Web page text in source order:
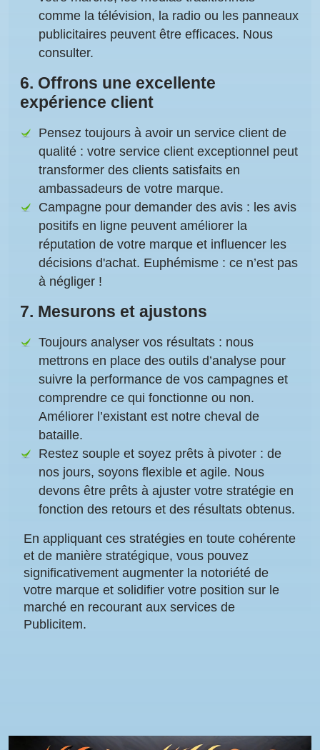
comme la télévision, la radio ou les panneaux
publicitaires peuvent être efficaces. Nous
consulter.
6. Offrons une excellente
expérience client
Pensez toujours à avoir un service client de
qualité : votre service client exceptionnel peut
transformer des clients satisfaits en
ambassadeurs de votre marque.
Campagne pour demander des avis : les avis
positifs en ligne peuvent améliorer la
réputation de votre marque et influencer les
décisions d'achat. Euphémisme : ce n’est pas
à négliger !
7. Mesurons et ajustons
Toujours analyser vos résultats : nous
mettrons en place des outils d’analyse pour
suivre la performance de vos campagnes et
comprendre ce qui fonctionne ou non.
Améliorer l’existant est notre cheval de
bataille.
Restez souple et soyez prêts à pivoter : de
nos jours, soyons flexible et agile. Nous
devons être prêts à ajuster votre stratégie en
fonction des retours et des résultats obtenus.
En appliquant ces stratégies en toute cohérente
et de manière stratégique, vous pouvez
significativement augmenter la notoriété de
votre marque et solidifier votre position sur le
marché en recourant aux services de
Publicitem.